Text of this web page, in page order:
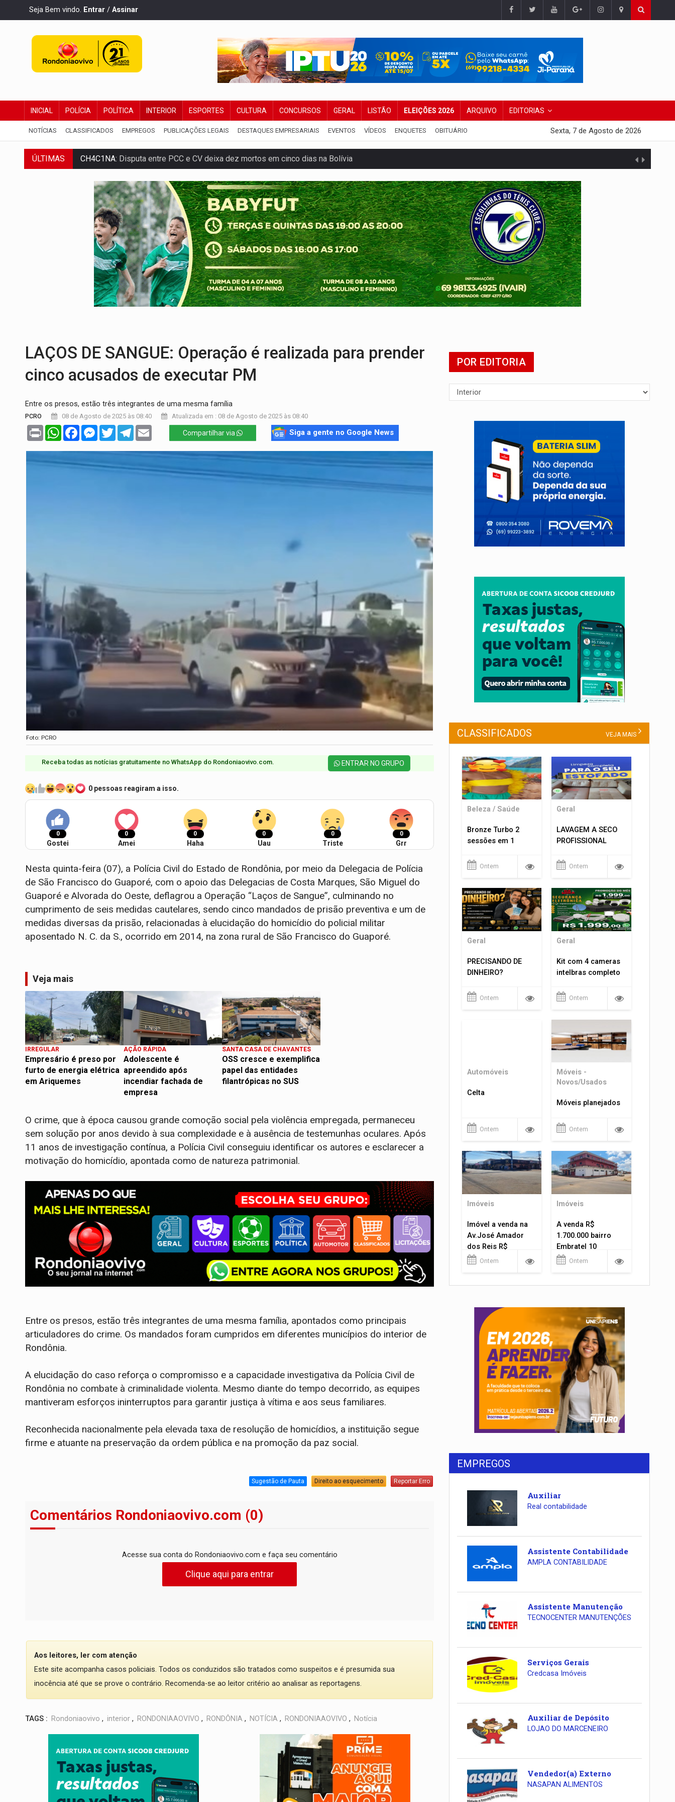
Seja Bem vindo. Entrar / Assinar
INICIAL POLÍCIA POLÍTICA INTERIOR ESPORTES CULTURA CONCURSOS GERAL LISTÃO ELEIÇÕES 2026 ARQUIVO EDITORIAS
NOTÍCIAS CLASSIFICADOS EMPREGOS PUBLICAÇÕES LEGAIS DESTAQUES EMPRESARIAIS EVENTOS VÍDEOS ENQUETES OBITUÁRIO Sexta, 7 de Agosto de 2026
ÚLTIMAS
CH4C1NA:Disputa entre PCC e CV deixa dez mortos em cinco dias na Bolívia
IMUNIZAÇÃO:Prefeitura inicia campanha de multivacinação para crianças e adolescentes
QUIRINUS:Draco faz operação para prender faccionados que atacaram provedores de internet
TRAFICANTE PRESO:Operação Brasil Contra o Crime apreende quase meia tonelada de maconha
SUPER EL NIÑO:Trabalho inédito vai garantir água potável para comunidades do Baixo Madeira
FAMÍLIA MORREU:Identificadas as cinco vítimas de acidente na BR-364, entre elas uma criança
BRASIL CONTRA O CRIME:Acusado de guardar armas de facção é preso com revólveres e espingardas
TRAGÉDIA:Sobe para cinco o número de mortos em colisão entre carreta e Fiat Uno na BR-364
TRANSPORTE DE ARROZ:MPF assegura cumprimento da legislação sobre transporte de cargas por empresa
LAÇOS DE SANGUE: Operação é realizada para prender
cinco acusados de executar PM
Entre os presos, estão três integrantes de uma mesma família
PCRO 08 de Agosto de 2025 às 08:40 Atualizada em : 08 de Agosto de 2025 às 08:40
Print WhatsAppFacebookMessenger
TwitterTelegram Compartilhar via Siga a gente no Google News
Foto: PCRO
Receba todas as notícias gratuitamente no WhatsApp do Rondoniaovivo.com.​ ENTRAR NO GRUPO
0 pessoas reagiram a isso.
0
Gostei
0
Amei
0
Haha
0
Uau
0
Triste
0
Grr
Nesta quinta-feira (07), a Polícia Civil do Estado de Rondônia, por meio da Delegacia de Polícia
de São Francisco do Guaporé, com o apoio das Delegacias de Costa Marques, São Miguel do
Guaporé e Alvorada do Oeste, deflagrou a Operação “Laços de Sangue”, culminando no
cumprimento de seis medidas cautelares, sendo cinco mandados de prisão preventiva e um de
medidas diversas da prisão, relacionadas à elucidação do homicídio do policial militar
aposentado N. C. da S., ocorrido em 2014, na zona rural de São Francisco do Guaporé.
Veja mais
IRREGULAR
Empresário é preso por
furto de energia elétrica
em Ariquemes
AÇÃO RÁPIDA
Adolescente é
apreendido após
incendiar fachada de
empresa
SANTA CASA DE CHAVANTES
OSS cresce e exemplifica
papel das entidades
filantrópicas no SUS
O crime, que à época causou grande comoção social pela violência empregada, permaneceu
sem solução por anos devido à sua complexidade e à ausência de testemunhas oculares. Após
11 anos de investigação contínua, a Polícia Civil conseguiu identificar os autores e esclarecer a
motivação do homicídio, apontada como de natureza patrimonial.
Entre os presos, estão três integrantes de uma mesma família, apontados como principais
articuladores do crime. Os mandados foram cumpridos em diferentes municípios do interior de
Rondônia.
A elucidação do caso reforça o compromisso e a capacidade investigativa da Polícia Civil de
Rondônia no combate à criminalidade violenta. Mesmo diante do tempo decorrido, as equipes
mantiveram esforços ininterruptos para garantir justiça à vítima e aos seus familiares.
Reconhecida nacionalmente pela elevada taxa de resolução de homicídios, a instituição segue
firme e atuante na preservação da ordem pública e na promoção da paz social.
Sugestão de Pauta Direito ao esquecimento Reportar Erro
Comentários Rondoniaovivo.com (0)
Acesse sua conta do Rondoniaovivo.com e faça seu comentário
Clique aqui para entrar
Aos leitores, ler com atenção
Este site acompanha casos policiais. Todos os conduzidos são tratados como suspeitos e é presumida sua
inocência até que se prove o contrário. Recomenda-se ao leitor critério ao analisar as reportagens.
TAGS : Rondoniaovivo , interior , RONDONIAAOVIVO , RONDÔNIA , NOTÍCIA , RONDONIAAOVIVO , Notícia
POR EDITORIA
CLASSIFICADOS VEJA MAIS
Beleza / Saúde
Bronze Turbo 2
sessões em 1
Ontem
Geral
LAVAGEM A SECO
PROFISSIONAL
Ontem
Geral
PRECISANDO DE
DINHEIRO?
Ontem
Geral
Kit com 4 cameras
intelbras completo
Ontem
Automóveis
Celta
Ontem
Móveis -
Novos/Usados
Móveis planejados
Ontem
Imóveis
Imóvel a venda na
Av.José Amador
dos Reis R$
1.400.000
Ontem
Imóveis
A venda R$
1.700.000 bairro
Embratel 10
apartamentos!
Ontem
EMPREGOS
Auxiliar
Real contabilidade
Assistente Contabilidade
AMPLA CONTABILIDADE
Assistente Manutenção
TECNOCENTER MANUTENÇÕES
Serviços Gerais
Credcasa Imóveis
Auxiliar de Depósito
LOJAO DO MARCENEIRO
Vendedor(a) Externo
NASAPAN ALIMENTOS